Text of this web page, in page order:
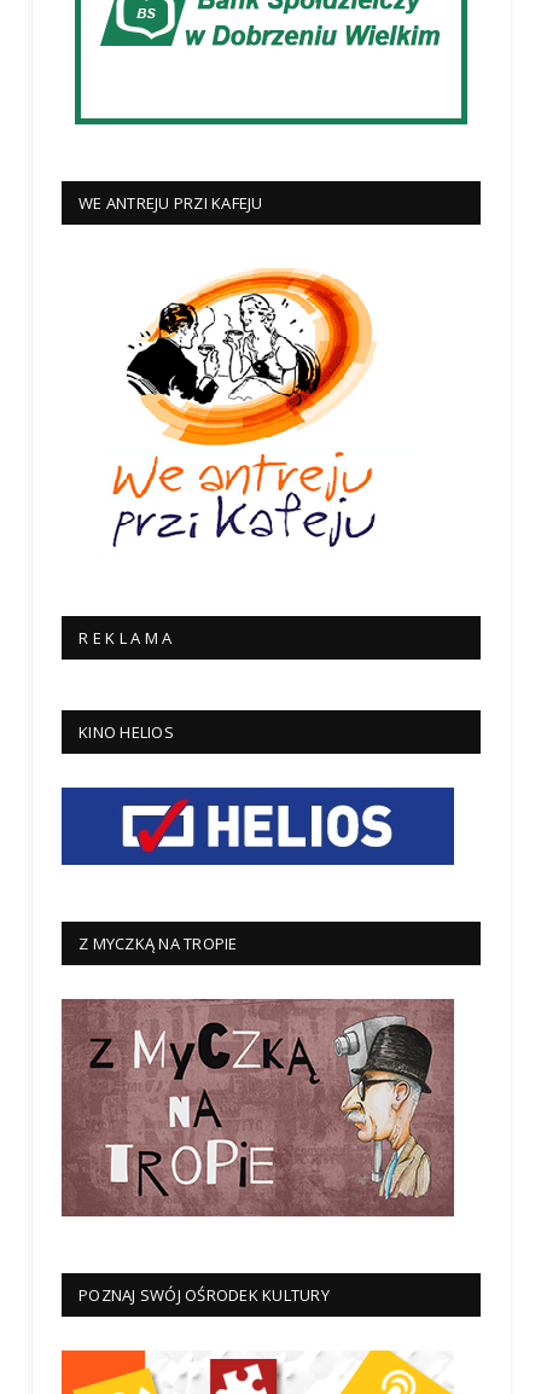
WE ANTREJU PRZI KAFEJU
R E K L A M A
KINO HELIOS
Z MYCZKĄ NA TROPIE
POZNAJ SWÓJ OŚRODEK KULTURY